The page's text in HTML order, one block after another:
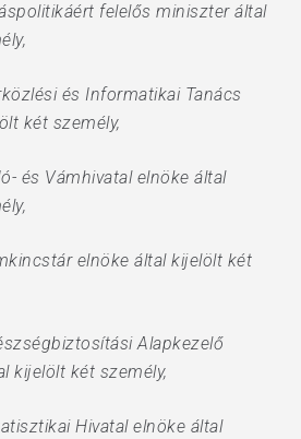
felelős miniszter által
és Informatikai Tanács
két személy,
és Vámhivatal elnöke által
elnöke által kijelölt két
Alapkezelő
kijelölt két személy,
Hivatal elnöke által